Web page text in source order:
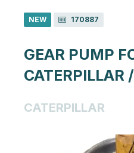
NEW 170887
GEAR PUMP
CATERPILLAR
CATERPILLAR